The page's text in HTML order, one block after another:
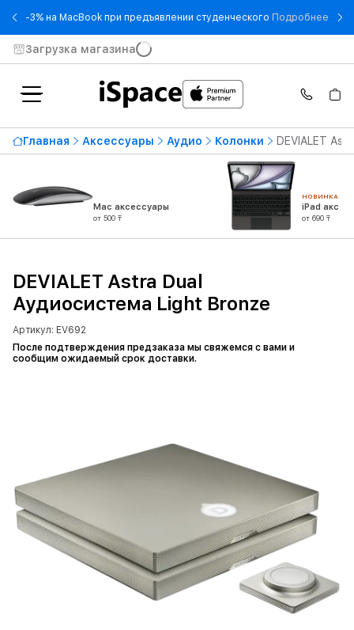
-3% на MacBook при предъявлении студенческого Подробнее - -
Загрузка магазина
Главная Аксессуары Аудио Колонки DEVIALET
Mac аксессуары
от 500 ₸
НОВИНКА
iPad
от 690 ₸
DEVIALET Astra Dual
Аудиосистема Light Bronze
Артикул: EV692
После подтверждения предзаказа мы свяжемся с вами и
сообщим ожидаемый срок доставки.